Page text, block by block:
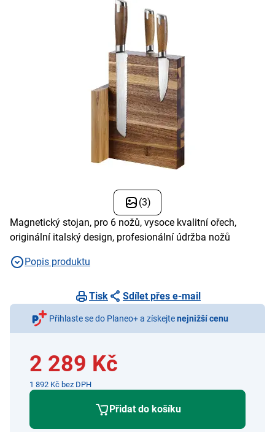
(3)
Magnetický stojan, pro 6 nožů, vysoce kvalitní ořech,
originální italský design, profesionální údržba nožů
Popis produktu
Tisk Sdílet přes e-mail
Přihlaste se do Planeo+ a získejtenejnižší cenu
2 289 Kč
1 892 Kč bez DPH
Přidat do košíku